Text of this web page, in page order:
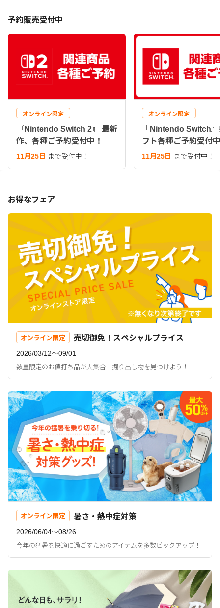
予約販売受付中
オンライン限定
『Nintendo Switch 2』 最新
作、各種ご予約受付中！
11月25日 まで受付中！
オンライン限定
『Nintendo Switch
フト各種ご予約受付
11月25日 まで受付中！
お得なフェア
オンライン限定 売切御免！スペシャルプライス
2026/03/12〜09/01
数量限定のお値打ち品が大集合！掘り出し物を見つけよう！
オンライン限定 暑さ・熱中症対策
2026/06/04〜08/26
今年の猛暑を快適に過ごすためのアイテムを多数ピックアップ！